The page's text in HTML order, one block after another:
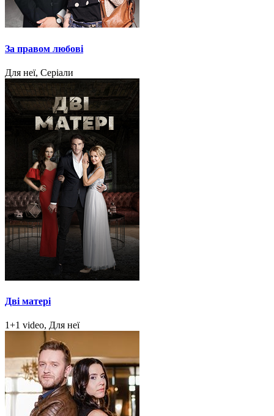
За правом любові
Для неї, Серіали
Дві матері
1+1 video, Для неї